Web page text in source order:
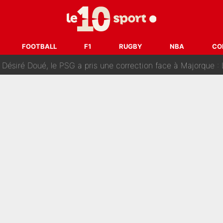
FOOTBALL F1 RUGBY NBA
à Zinedine Zidane en équipe de France : «Je n'aurais
dans tous les sens sur le mercato de l'OM : Frank McCourt va
Doué, le PSG a pris une correction face à Majorque : Luis